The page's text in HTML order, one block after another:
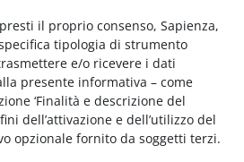
il proprio consenso, Sapienza,
tipologia di strumento
e/o ricevere i dati
presente informativa – come
‘Finalità e descrizione del
dell’attivazione e dell’utilizzo del
opzionale fornito da soggetti terzi.